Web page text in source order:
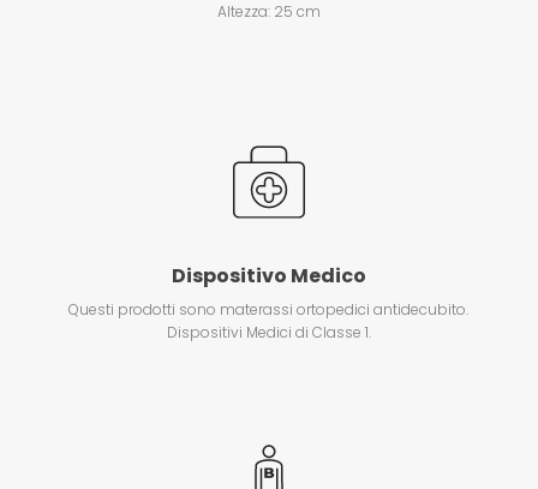
Altezza: 25 cm
Dispositivo Medico
Questi prodotti sono materassi ortopedici antidecubito.
Dispositivi Medici di Classe 1.